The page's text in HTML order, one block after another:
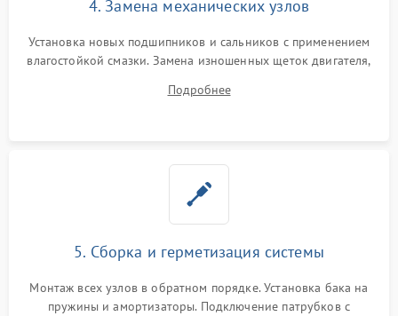
4. Замена механических узлов
Установка новых подшипников и сальников с применением
влагостойкой смазки. Замена изношенных щеток двигателя,
или поврежденной резиновой манжеты.
Подробнее
5. Сборка и герметизация системы
Монтаж всех узлов в обратном порядке. Установка бака на
пружины и амортизаторы. Подключение патрубков с